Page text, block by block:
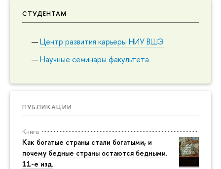
СТУДЕНТАМ
Центр развития карьеры НИУ ВШЭ
Научные семинары факультета
ПУБЛИКАЦИИ
Книга
Как богатые страны стали богатыми, и
почему бедные страны остаются бедными.
11-е изд.